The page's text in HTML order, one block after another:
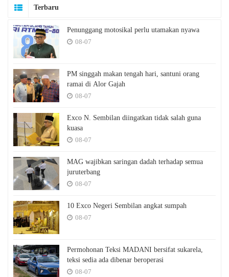
Terbaru
Penunggang motosikal perlu utamakan nyawa
08-07
PM singgah makan tengah hari, santuni orang
ramai di Alor Gajah
08-07
Exco N. Sembilan diingatkan tidak salah guna
kuasa
08-07
MAG wajibkan saringan dadah terhadap semua
juruterbang
08-07
10 Exco Negeri Sembilan angkat sumpah
08-07
Permohonan Teksi MADANI bersifat sukarela,
teksi sedia ada dibenar beroperasi
08-07